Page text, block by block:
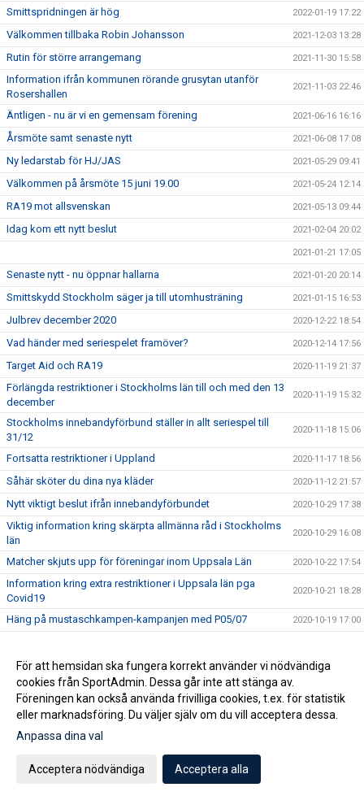
Smittspridningen är hög 2022-01-19 17:22
Välkommen tillbaka Robin Johansson 2021-12-03 13:28
Rutin för större arrangemang 2021-11-30 15:58
Information ifrån kommunen rörande grusytan utanför
Rosershallen
2021-11-03 22:46
Äntligen - nu är vi en gemensam förening 2021-06-16 16:16
Årsmöte samt senaste nytt 2021-06-08 17:08
Ny ledarstab för HJ/JAS 2021-05-29 09:41
Välkommen på årsmöte 15 juni 19.00 2021-05-24 12:14
RA19 mot allsvenskan 2021-05-13 09:44
Idag kom ett nytt beslut 2021-02-04 20:02
2021-01-21 17:05
Senaste nytt - nu öppnar hallarna 2021-01-20 20:14
Smittskydd Stockholm säger ja till utomhusträning 2021-01-15 16:53
Julbrev december 2020 2020-12-22 18:54
Vad händer med seriespelet framöver? 2020-12-14 17:56
Target Aid och RA19 2020-11-19 21:37
Förlängda restriktioner i Stockholms län till och med den 13
december
2020-11-19 15:32
Stockholms innebandyförbund ställer in allt seriespel till
31/12
2020-11-18 15:06
Fortsatta restriktioner i Uppland 2020-11-17 18:56
Såhär sköter du dina nya kläder 2020-11-12 21:57
Nytt viktigt beslut ifrån innebandyförbundet 2020-10-29 17:38
Viktig information kring skärpta allmänna råd i Stockholms
län
2020-10-29 16:08
Matcher skjuts upp för föreningar inom Uppsala Län 2020-10-22 17:54
Information kring extra restriktioner i Uppsala län pga
Covid19
2020-10-21 18:28
Häng på mustaschkampen-kampanjen med P05/07 2020-10-19 17:00
Robin ny sportchef för HJ 2020-09-18 13:22
Nu är säsongen igång 2020-09-14 20:50
Gå till Webbversion
För att hemsidan ska fungera korrekt använder vi nödvändiga
cookies från SportAdmin. Dessa går inte att stänga av.
Föreningen kan också använda frivilliga cookies, t.ex. för statistik
eller marknadsföring. Du väljer själv om du vill acceptera dessa.
Anpassa dina val
Acceptera nödvändiga Acceptera alla